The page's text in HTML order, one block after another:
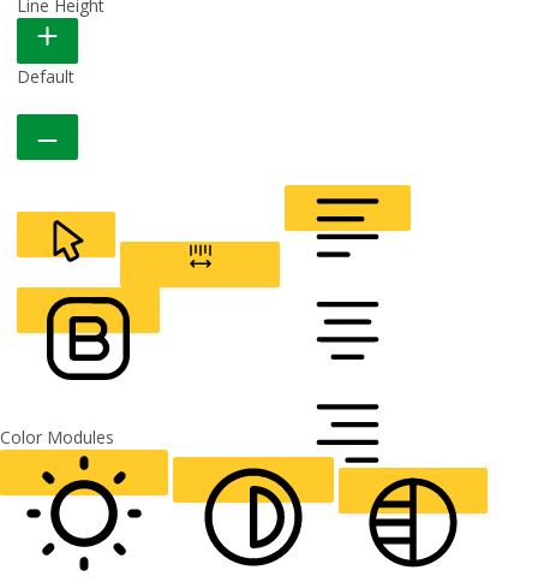
READABLE FONT
Line Height
Default
CURSOR
ALIGN TEXT
FONT WEIGHT
Color Modules